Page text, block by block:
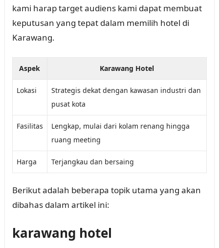
kami harap target audiens kami dapat membuat
keputusan yang tepat dalam memilih hotel di
Karawang.
Aspek Karawang Hotel
Lokasi
Strategis dekat dengan kawasan industri dan
pusat kota
Fasilitas
Lengkap, mulai dari kolam renang hingga
ruang meeting
Harga Terjangkau dan bersaing
Berikut adalah beberapa topik utama yang akan
dibahas dalam artikel ini:
karawang hotel